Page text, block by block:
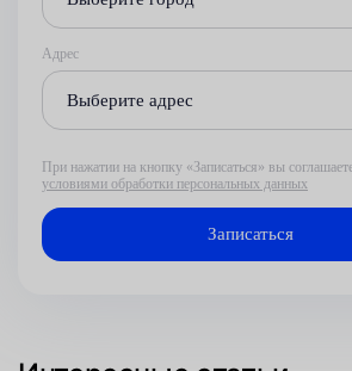
Адрес
Выберите адрес
При нажатии на кнопку «Записаться» вы
условиями обработки персональных данных